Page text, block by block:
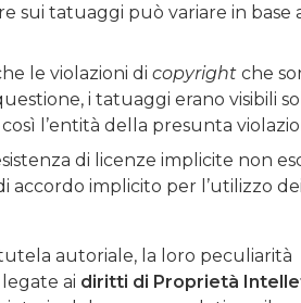
sui tatuaggi può variare in base
le violazioni di copyright che
i tatuaggi erano visibili
l’entità della presunta
di licenze implicite non
accordo implicito per l’utilizzo dei
autoriale, la loro peculiarità
ai diritti di Proprietà